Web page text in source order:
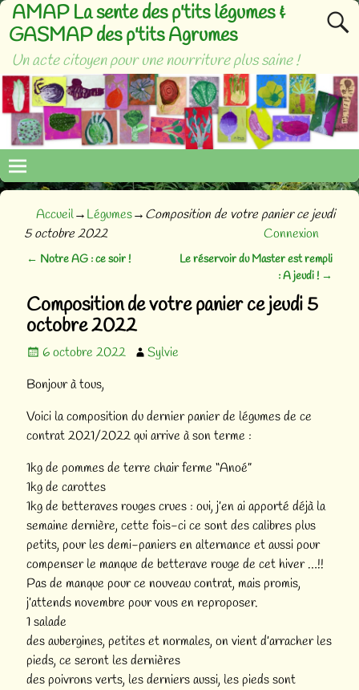
AMAP La sente des p'tits légumes &
GASMAP des p'tits Agrumes
Un acte citoyen pour une nourriture plus saine !
Accueil→Légumes→Composition de votre panier ce jeudi
5 octobre 2022
Connexion
← Notre AG : ce soir !
Le réservoir du Master est rempli
: A jeudi ! →
Composition de votre panier ce jeudi 5
octobre 2022
6 octobre 2022
Sylvie
Bonjour à tous,
Voici la composition du dernier panier de légumes de ce
contrat 2021/2022 qui arrive à son terme :
1kg de pommes de terre chair ferme “Anoé”
1kg de carottes
1kg de betteraves rouges crues : oui, j’en ai apporté déjà la
semaine dernière, cette fois-ci ce sont des calibres plus
petits, pour les demi-paniers en alternance et aussi pour
compenser le manque de betterave rouge de cet hiver …!!
Pas de manque pour ce nouveau contrat, mais promis,
j’attends novembre pour vous en reproposer.
1 salade
des aubergines, petites et normales, on vient d’arracher les
pieds, ce seront les dernières
des poivrons verts, les derniers aussi, les pieds sont